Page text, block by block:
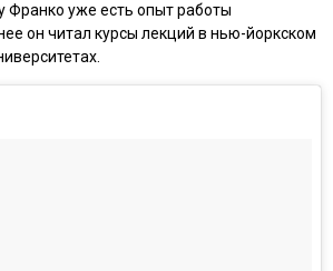
Франко уже есть опыт работы
он читал курсы лекций в нью-йоркском